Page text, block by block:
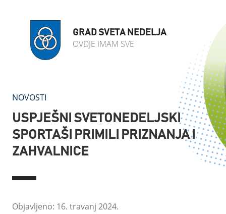
GRAD SVETA NEDELJA
OVDJE IMAM SVE
NOVOSTI
USPJEŠNI SVETONEDELJSKI
SPORTAŠI PRIMILI PRIZNANJA I
ZAHVALNICE
Objavljeno: 16. travanj 2024.